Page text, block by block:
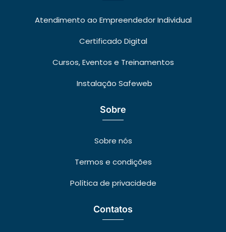
Atendimento ao Empreendedor Individual
Certificado Digital
Cursos, Eventos e Treinamentos
Instalação Safeweb
Sobre
Sobre nós
Termos e condições
Política de privacidede
Contatos